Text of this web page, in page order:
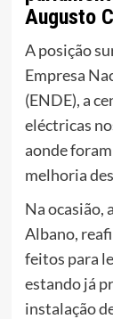
Augusto
A posição
Empresa
(ENDE), a
eléctricas
aonde
melhoria
Na ocasião,
Albano,
feitos para
estando já
instalação